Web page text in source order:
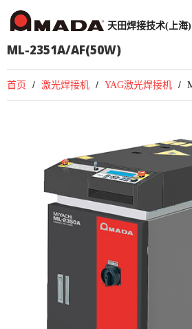
天田焊接技术(上海)
ML-2351A/AF(50W)
首页 激光焊接机 YAG激光焊接机